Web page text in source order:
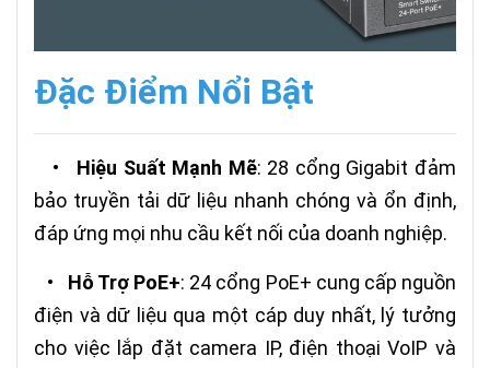
Đặc Điểm Nổi Bật
• Hiệu Suất Mạnh Mẽ: 28 cổng Gigabit đảm
bảo truyền tải dữ liệu nhanh chóng và ổn định,
đáp ứng mọi nhu cầu kết nối của doanh nghiệp.
• Hỗ Trợ PoE+: 24 cổng PoE+ cung cấp nguồn
điện và dữ liệu qua một cáp duy nhất, lý tưởng
cho việc lắp đặt camera IP, điện thoại VoIP và